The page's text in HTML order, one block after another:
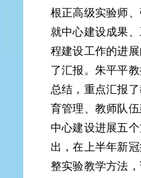
根正高级实验师
就中心建设成果
程建设工作的进
了汇报。朱平平
总结，重点汇报
育管理、教师队伍
中心建设进展五
出，在上半年新
整实验教学方法